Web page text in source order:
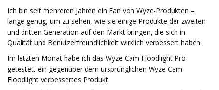
Ich bin seit mehreren Jahren ein Fan von Wyze-Produkten –
lange genug, um zu sehen, wie sie einige Produkte der zweiten
und dritten Generation auf den Markt bringen, die sich in
Qualität und Benutzerfreundlichkeit wirklich verbessert haben.
Im letzten Monat habe ich das Wyze Cam Floodlight Pro
getestet, ein gegenüber dem ursprünglichen Wyze Cam
Floodlight verbessertes Produkt.